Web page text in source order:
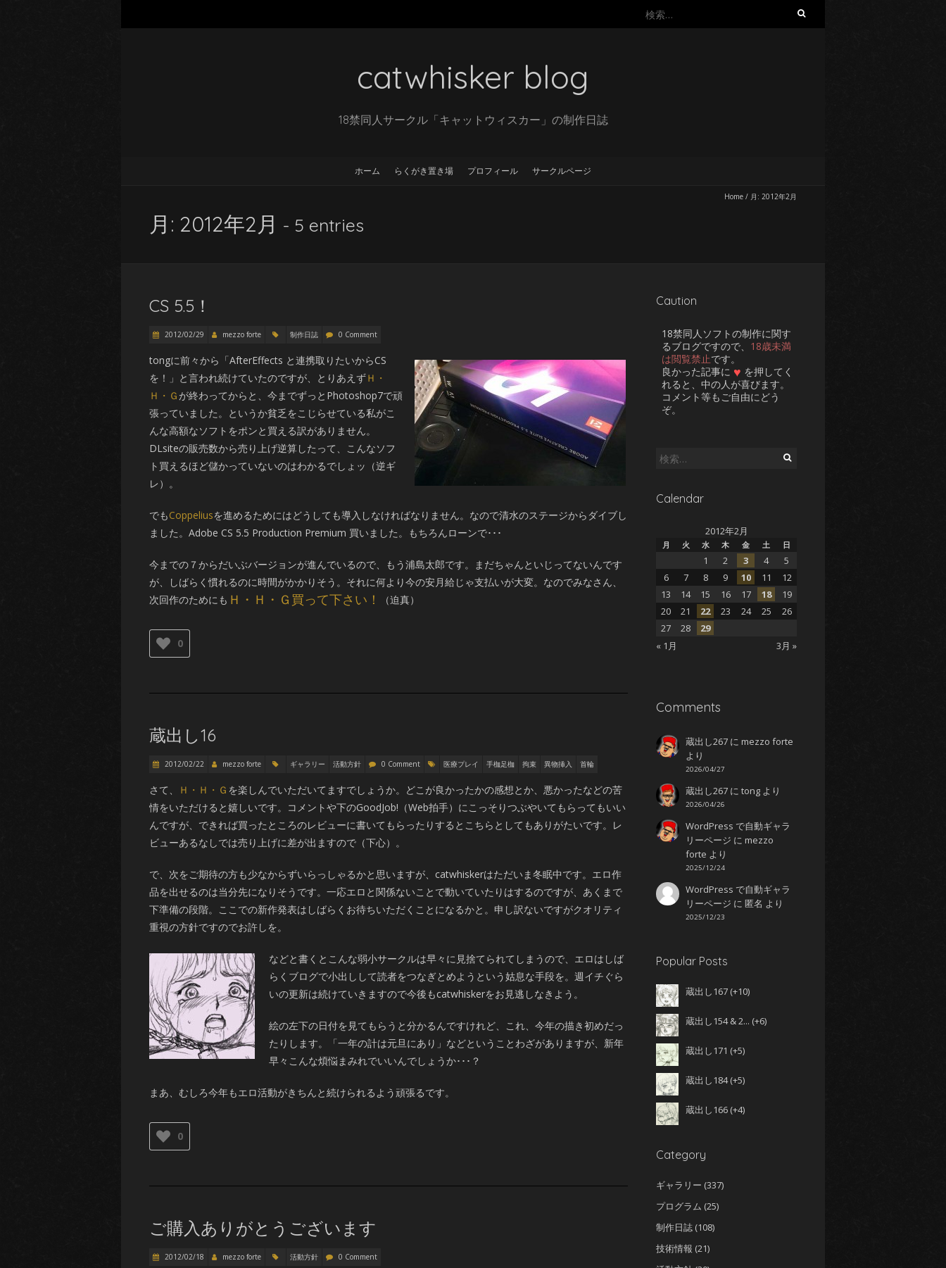
検
catwhisker blog
18禁同人サークル「キャットウィスカー」の制作日誌
ホーム らくがき置き場 プロフィール サークルページ
Home / 月: 2012年2月
月: 2012年2月 - 5 entries
CS 5.5！
2012/02/29 mezzo forte 制作日誌 0 Comment
tongに前々から「AfterEffects と連携取りたいからCS
を！」と言われ続けていたのですが、とりあえずＨ・
Ｈ・Ｇ が終わってからと、今までずっとPhotoshop7で頑
張っていました。というか貧乏をこじらせている私がこ
んな高額なソフトをポンと買える訳がありません。
DLsiteの販売数から売り上げ逆算したって、こんなソフ
ト買えるほど儲かっていないのはわかるでしょッ（逆ギ
レ）。
でもCoppeliusを進めるためにはどうしても導入しなければなりません。なので清水のステージからダイブし
ました。Adobe CS 5.5 Production Premium 買いました。もちろんローンで･･･
今までの７からだいぶバージョンが進んでいるので、もう浦島太郎です。まだちゃんといじってないんです
が、しばらく慣れるのに時間がかかりそう。それに何より今の安月給じゃ支払いが大変。なのでみなさん、
次回作のためにも Ｈ・Ｈ・Ｇ買って下さい！ （迫真）
0
蔵出し16
2012/02/22 mezzo forte ギャラリー 活動方針 0 Comment 医療プレイ 手枷足枷 拘束 異物挿入 首輪
さて、 Ｈ・Ｈ・Ｇ を楽しんでいただいてますでしょうか。どこが良かったかの感想とか、悪かったなどの苦
情をいただけると嬉しいです。コメントや下のGoodJob!（Web拍手）にこっそりつぶやいてもらってもいい
んですが、できれば買ったところのレビューに書いてもらったりするとこちらとしてもありがたいです。レ
ビューあるなしでは売り上げに差が出ますので（下心）。
で、次をご期待の方も少なからずいらっしゃるかと思いますが、catwhiskerはただいま冬眠中です。エロ作
品を出せるのは当分先になりそうです。一応エロと関係ないことで動いていたりはするのですが、あくまで
下準備の段階。ここでの新作発表はしばらくお待ちいただくことになるかと。申し訳ないですがクオリティ
重視の方針ですのでお許しを。
などと書くとこんな弱小サークルは早々に見捨てられてしまうので、エロはしば
らくブログで小出しして読者をつなぎとめようという姑息な手段を。週イチぐら
いの更新は続けていきますので今後もcatwhiskerをお見逃しなきよう。
絵の左下の日付を見てもらうと分かるんですけれど、これ、今年の描き初めだっ
たりします。「一年の計は元旦にあり」などということわざがありますが、新年
早々こんな煩悩まみれでいいんでしょうか･･･？
まあ、むしろ今年もエロ活動がきちんと続けられるよう頑張るです。
0
ご購入ありがとうございます
2012/02/18 mezzo forte 活動方針 0 Comment
Caution
18禁同人ソフトの制作に関す
るブログですので、 18歳未満
は閲覧禁止です。
良かった記事に ♥ を押してく
れると、中の人が喜びます。
コメント等もご自由にどう
ぞ。
検
Calendar
2012年2月
月 火 水 木 金 土 日
1 2 3 4
5
6
7 8 9 10 11
12
13
14 15 16 17 18
19
20
21 22 23 24 25
26
27
28
29
« 1月
3月 »
Comments
蔵出し267 にmezzo forte
より
2026/04/27
蔵出し267 にtong より
2026/04/26
WordPress で自動ギャラ
リーページ にmezzo
forte より
2025/12/24
WordPress で自動ギャラ
リーページ に匿名 より
2025/12/23
Popular Posts
蔵出し167 +10
蔵出し154 & 2... +6
蔵出し171 +5
蔵出し184 +5
蔵出し166 +4
Category
ギャラリー (337)
プログラム (25)
制作日誌 (108)
技術情報 (21)